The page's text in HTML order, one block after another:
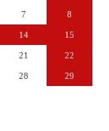
7 8
14 15
21 22
28 29